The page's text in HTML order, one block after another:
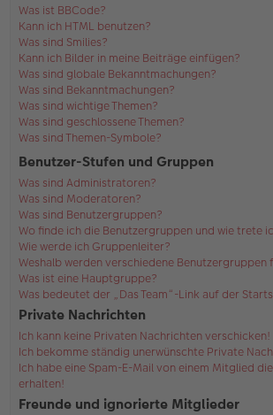
Was ist BBCode?
Kann ich HTML benutzen?
Was sind Smilies?
Kann ich Bilder in meine Beiträge einfügen?
Was sind globale Bekanntmachungen?
Was sind Bekanntmachungen?
Was sind wichtige Themen?
Was sind geschlossene Themen?
Was sind Themen-Symbole?
Benutzer-Stufen und Gruppen
Was sind Administratoren?
Was sind Moderatoren?
Was sind Benutzergruppen?
Wo finde ich die Benutzergruppen und wie trete
Wie werde ich Gruppenleiter?
Weshalb werden verschiedene
Was ist eine Hauptgruppe?
Was bedeutet der „Das Team“-Link auf der
Private Nachrichten
Ich kann keine Privaten Nachrichten verschicken!
Ich bekomme ständig unerwünschte Private
Ich habe eine Spam-E-Mail von einem Mitglied
erhalten!
Freunde und ignorierte Mitglieder